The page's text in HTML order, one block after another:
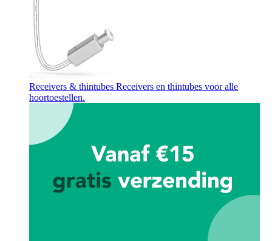
Receivers & thintubes Receivers en thintubes voor alle
hoortoestellen.